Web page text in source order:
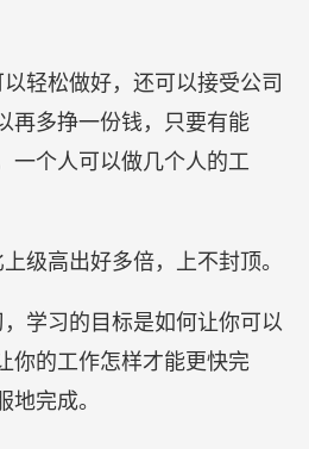
轻松做好，还可以接受公司
再多挣一份钱，只要有能
一个人可以做几个人的工
级高出好多倍，上不封顶。
学习的目标是如何让你可以
你的工作怎样才能更快完
地完成。